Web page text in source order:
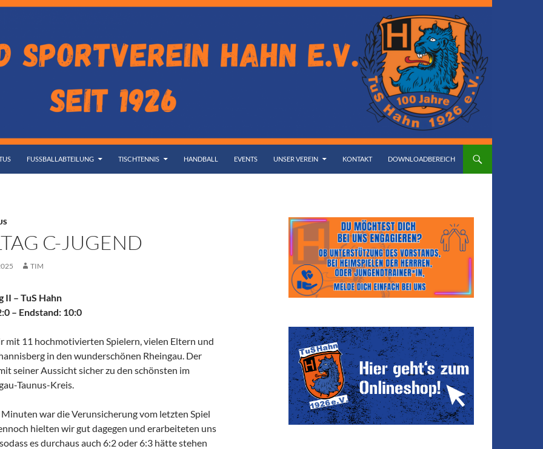
FUSSBALLABTEILUNG TISCHTENNIS HANDBALL EVENTS UNSER VEREIN KONTAKT DOWNLOADBEREICH
C-JUGEND
TIM
II – TuS Hahn
– Endstand: 10:0
mit 11 hochmotivierten Spielern, vielen Eltern und
in den wunderschönen Rheingau. Der
seiner Aussicht sicher zu den schönsten im
Taunus-Kreis.
war die Verunsicherung vom letzten Spiel
hielten wir gut dagegen und erarbeiteten uns
es durchaus auch 6:2 oder 6:3 hätte stehen